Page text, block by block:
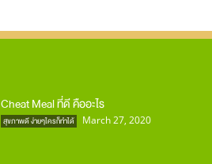
Cheat Meal ที่ดี คืออะไร
สุขภาพดี ง่ายๆใครก็ทำได้ March 27, 2020